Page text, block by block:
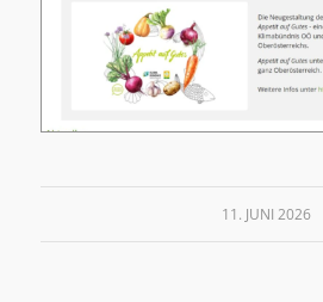
11. JUNI 2026